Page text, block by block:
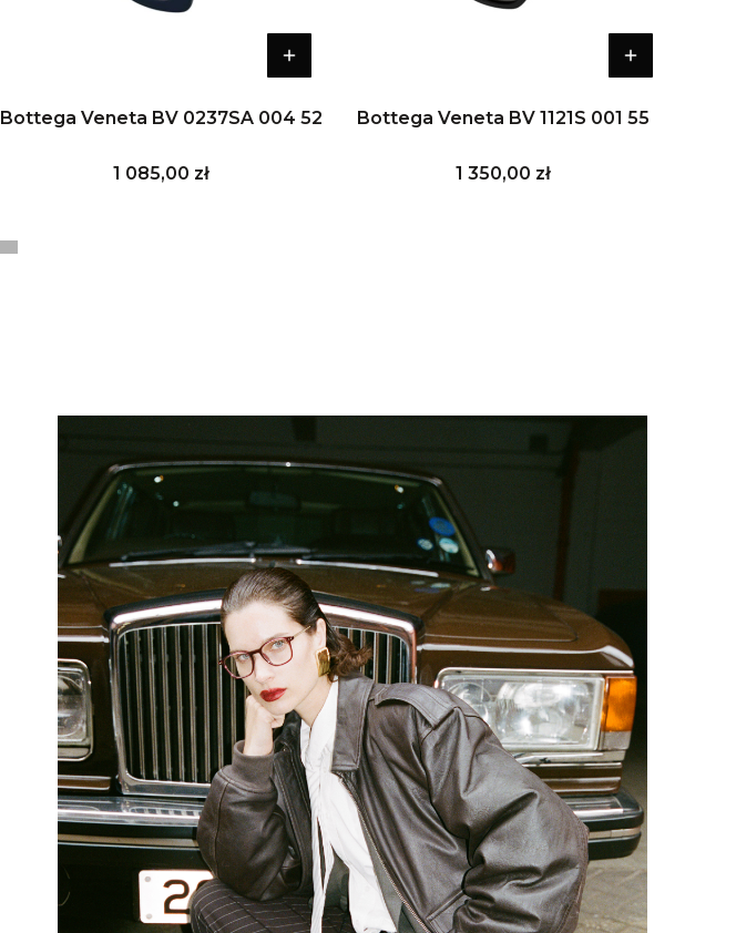
Bottega Veneta BV 0237SA 004 52
Cena
1 085,00 zł
Bottega Veneta BV 1121S 001 55
Cena
1 350,00 zł